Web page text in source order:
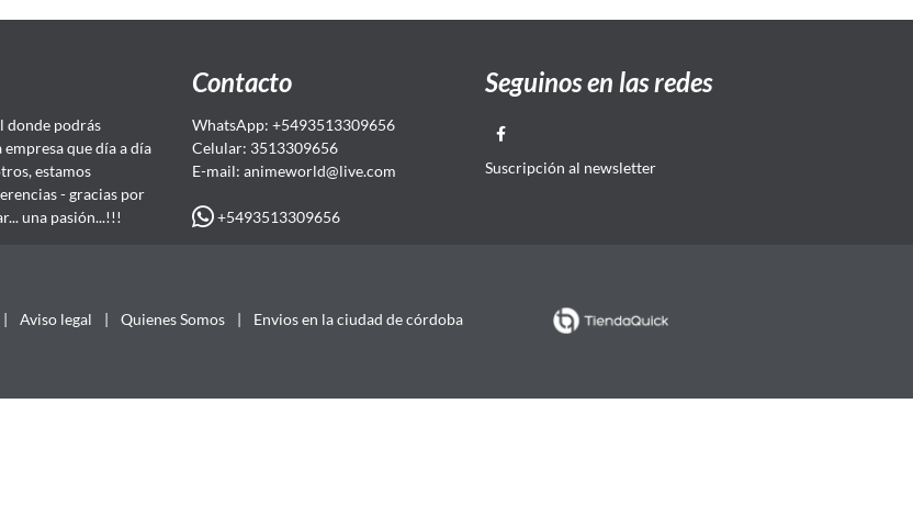
donde podrás
que día a día
estamos
- gracias por
una pasión...!!!
Contacto
WhatsApp: +5493513309656
Celular: 3513309656
E-mail: animeworld@live.com
+5493513309656
Seguinos en las redes
Suscripción al newsletter
| Aviso legal | Quienes Somos | Envios en la ciudad de córdoba